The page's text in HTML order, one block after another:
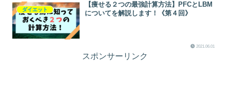
ダイエット
【痩せる２つの最強計算方法】PFCとLBM
についてを解説します！《第４回》
2021.06.01
スポンサーリンク